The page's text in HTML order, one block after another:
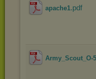
apache1.pdf
Army_Scout_O-